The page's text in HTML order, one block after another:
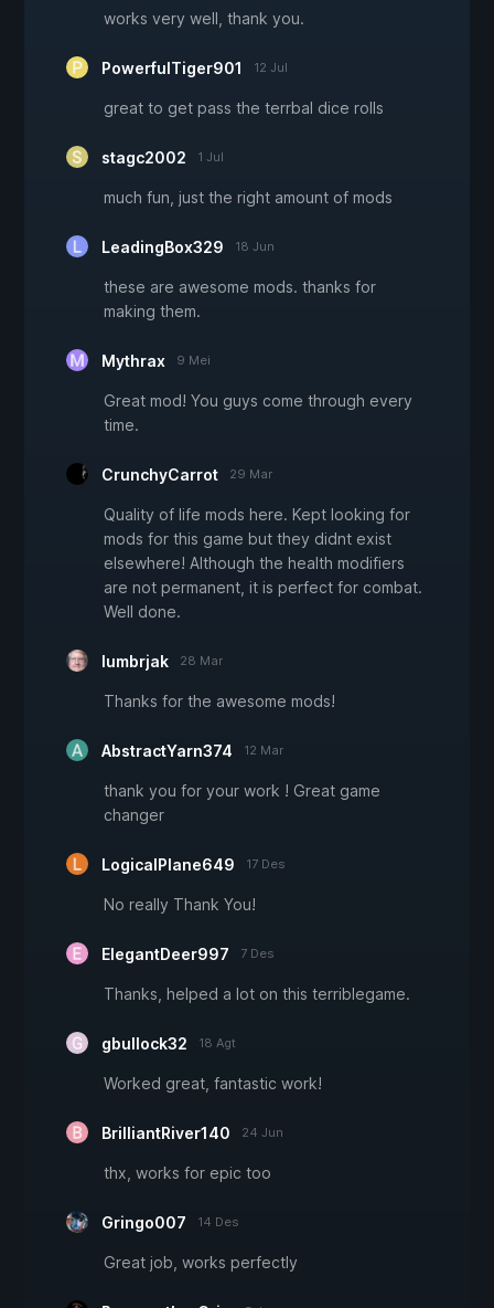
works very well, thank you.
PowerfulTiger901 12 Jul
great to get pass the terrbal dice rolls
stagc2002 1 Jul
much fun, just the right amount of mods
LeadingBox329 18 Jun
these are awesome mods. thanks for
making them.
Mythrax 9 Mei
Great mod! You guys come through every
time.
CrunchyCarrot 29 Mar
Quality of life mods here. Kept looking for
mods for this game but they didnt exist
elsewhere! Although the health modifiers
are not permanent, it is perfect for combat.
Well done.
lumbrjak 28 Mar
Thanks for the awesome mods!
AbstractYarn374 12 Mar
thank you for your work ! Great game
changer
LogicalPlane649 17 Des
No really Thank You!
ElegantDeer997 7 Des
Thanks, helped a lot on this terriblegame.
gbullock32 18 Agt
Worked great, fantastic work!
BrilliantRiver140 24 Jun
thx, works for epic too
Gringo007 14 Des
Great job, works perfectly